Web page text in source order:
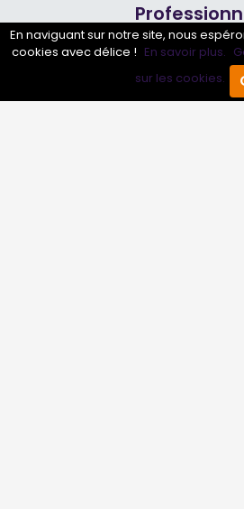
Annuaire Pro Agenda
Annuaire
Inscrire mon
En naviguant sur notre site, nous
cookies avec délice ! En savoir plus.
sur les cookies.